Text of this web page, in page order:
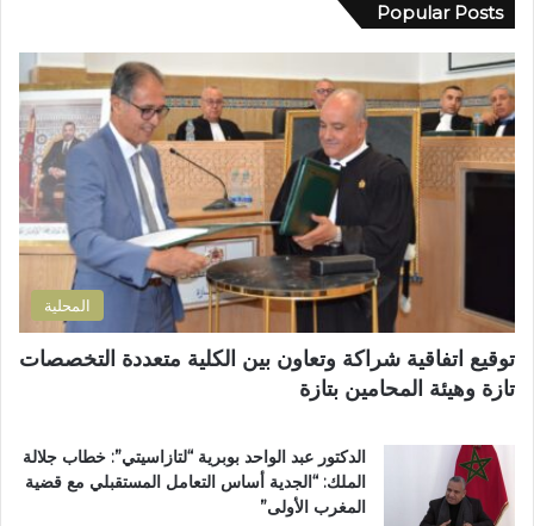
إ
ب
ؤ
ر
ة
ل
و
و
ي
ب
ح
ل
م
ك
ا
ل
إ
ل
ك
Popular Posts
المحلية
توقيع اتفاقية شراكة وتعاون بين الكلية متعددة التخصصات
تازة وهيئة المحامين بتازة
الدكتور عبد الواحد بوبرية “لتازاسيتي”: خطاب جلالة
الملك: “الجدية أساس التعامل المستقبلي مع قضية
المغرب الأولى”